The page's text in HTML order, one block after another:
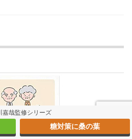
嘉哉監修シリーズ
糖対策に桑の葉